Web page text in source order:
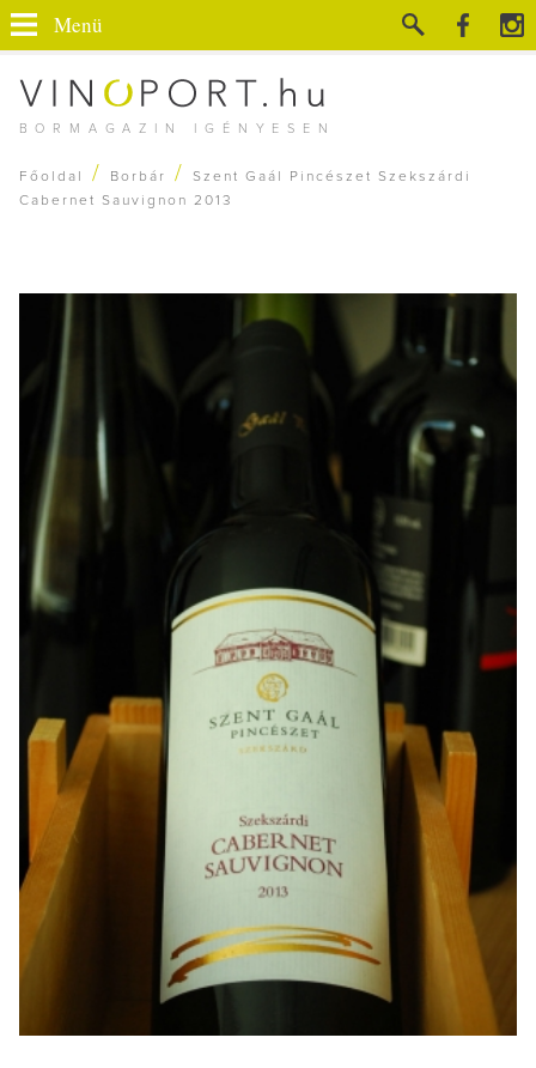
BORMAGAZIN IGÉNYESEN
Menü
Főoldal / Borbár /
Szent Gaál Pincészet Szekszárdi
Cabernet Sauvignon 2013